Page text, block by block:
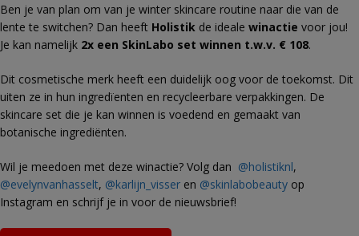
Ben je van plan om van je winter skincare routine naar die van de
lente te switchen? Dan heeft Holistik de ideale winactie voor jou!
Je kan namelijk 2x een SkinLabo set winnen t.w.v. € 108.
Dit cosmetische merk heeft een duidelijk oog voor de toekomst. Dit
uiten ze in hun ingredïenten en recycleerbare verpakkingen. De
skincare set die je kan winnen is voedend en gemaakt van
botanische ingrediënten.
Wil je meedoen met deze winactie? Volg dan @holistiknl,
@evelynvanhasselt, @karlijn_visser en @skinlabobeauty op
Instagram en schrijf je in voor de nieuwsbrief!